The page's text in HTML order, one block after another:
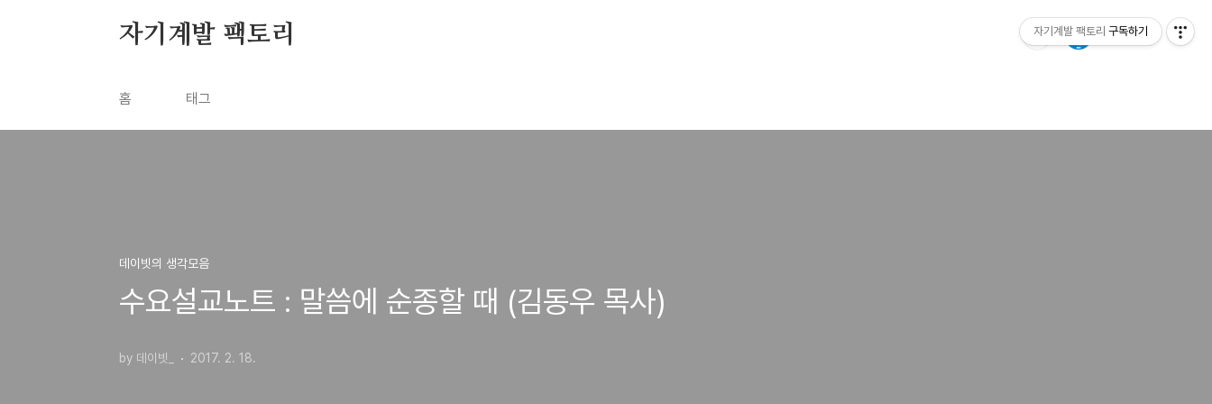
자기계발 팩토리
홈 태그
데이빗의 생각모음
수요설교노트 : 말씀에 순종할 때 (김동우 목사)
by 데이빗_ 2017. 2. 18.
자기계발 팩토리 구독하기